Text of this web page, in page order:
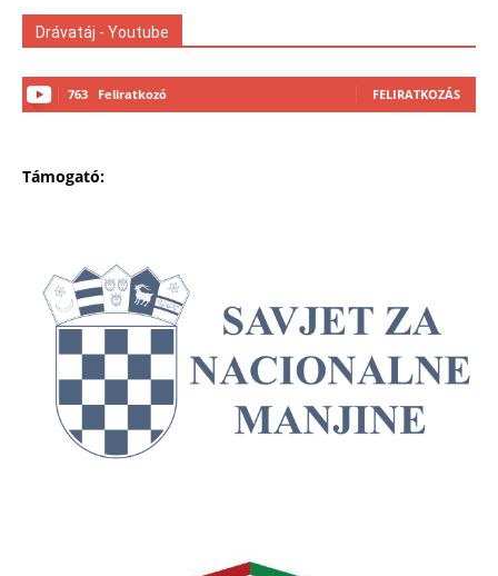
Drávatáj - Youtube
763 Feliratkozó FELIRATKOZÁS
Támogató: